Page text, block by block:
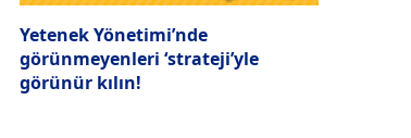
Yetenek Yönetimi’nde
görünmeyenleri ‘strateji’yle
görünür kılın!